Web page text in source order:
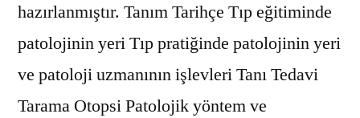
hazırlanmıştır. Tanım Tarihçe Tıp eğitiminde
patolojinin yeri Tıp pratiğinde patolojinin yeri
ve patoloji uzmanının işlevleri Tanı Tedavi
Tarama Otopsi Patolojik yöntem ve